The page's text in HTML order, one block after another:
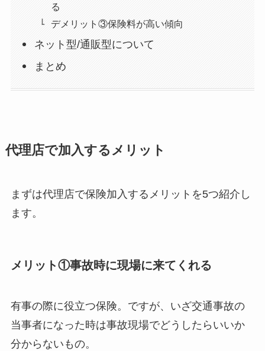
る
デメリット③保険料が高い傾向
ネット型/通販型について
まとめ
代理店で加入するメリット
まずは代理店で保険加入するメリットを5つ紹介し
ます。
メリット①事故時に現場に来てくれる
有事の際に役立つ保険。ですが、いざ交通事故の
当事者になった時は事故現場でどうしたらいいか
分からないもの。